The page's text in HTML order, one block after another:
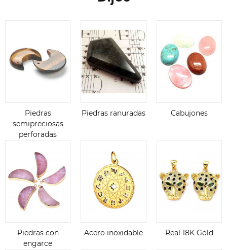
Piedras
semipreciosas
perforadas
Piedras ranuradas Cabujones
Piedras con
engarce
Acero inoxidable Real 18K Gold